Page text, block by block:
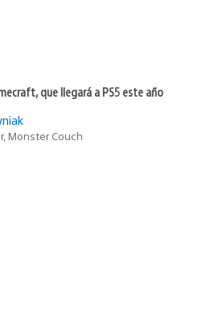
que llegará a PS5 este año
Monster Couch